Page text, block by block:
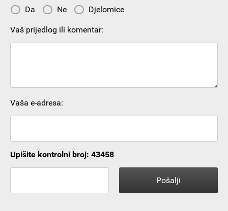
Da
Ne Djelomice
Vaš prijedlog ili komentar:
Vaša e-adresa:
Upišite kontrolni broj: 43458